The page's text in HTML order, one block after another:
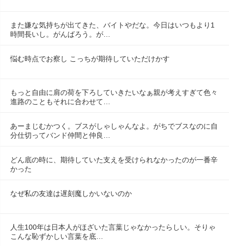
また嫌な気持ちが出てきた、バイトやだな。今日はいつもより1
時間長いし。がんばろう。が…
悩む時点でお察し こっちが期待していただけかす
もっと自由に肩の荷を下ろしていきたいなぁ親が考えすぎて色々
進路のこともそれに合わせて…
あーまじむかつく。ブスがしゃしゃんなよ。がちでブスなのに自
分仕切ってバンド仲間と仲良…
どん底の時に、期待していた支えを受けられなかったのが一番辛
かった
なぜ私の友達は遅刻魔しかいないのか
人生100年は日本人がほざいた言葉じゃなかったらしい。そりゃ
こんな恥ずかしい言葉を底…